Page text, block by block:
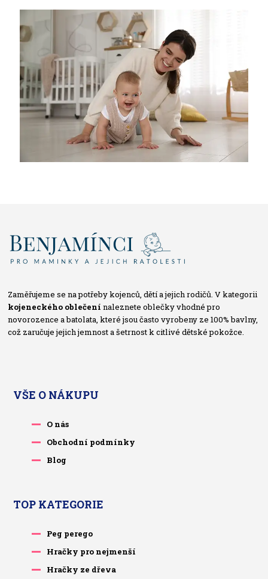
Zaměřujeme se na potřeby kojenců, dětí a jejich rodičů. V kategorii
kojeneckého oblečení naleznete oblečky vhodné pro
novorozence a batolata, které jsou často vyrobeny ze 100% bavlny,
což zaručuje jejich jemnost a šetrnost k citlivé dětské pokožce.
VŠE O NÁKUPU
O nás
Obchodní podmínky
Blog
TOP KATEGORIE
Peg perego
Hračky pro nejmenší
Hračky ze dřeva